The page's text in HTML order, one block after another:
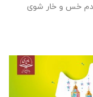
خس و خار شوی